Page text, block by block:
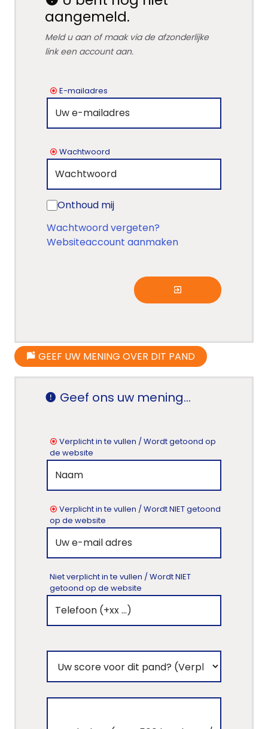
Lopende
projecten
Panden
kantoor
aangemeld.
Meld u aan of maak via de afzonderlijke
link een account aan.
E-mailadres
Wachtwoord
Onthoud mij
Wachtwoord vergeten?
Websiteaccount aanmaken
GEEF UW MENING OVER DIT PAND
Geef ons uw mening...
Verplicht in te vullen / Wordt getoond op
de website
Verplicht in te vullen / Wordt NIET getoond
op de website
Niet verplicht in te vullen / Wordt NIET
getoond op de website